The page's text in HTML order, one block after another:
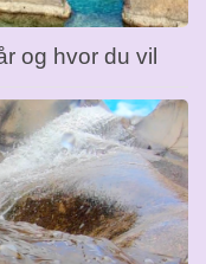
og hvor du vil